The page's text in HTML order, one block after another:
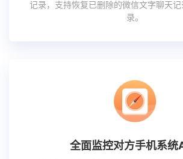
记录，支持恢复已删除的微信文字聊天
录。
全面监控对方手机系统